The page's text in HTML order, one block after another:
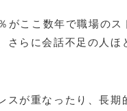
がここ数年で職場のス
さらに会話不足の人ほ
スが重なったり、長期